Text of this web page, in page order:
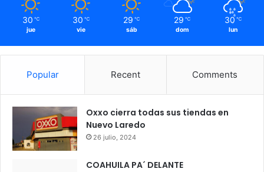
30 ℃
jue
30 ℃
vie
29 ℃
sáb
29 ℃
dom
30 ℃
lun
Popular Recent Comments
Oxxo cierra todas sus tiendas en
Nuevo Laredo
26 julio, 2024
COAHUILA PA´ DELANTE